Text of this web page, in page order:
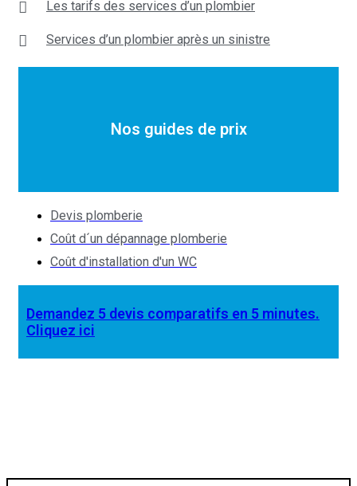
Les tarifs des services d’un plombier
Services d’un plombier après un sinistre
Nos guides de prix
Devis plomberie
Coût d´un dépannage plomberie
Coût d'installation d'un WC
Demandez 5 devis comparatifs en 5 minutes.
Cliquez ici